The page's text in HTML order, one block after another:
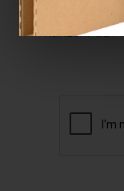
Souhlasím se
nařízení GDPR